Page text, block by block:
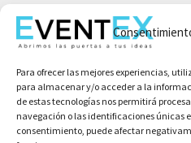
Para ofrecer las mejores experiencias,
para almacenar y/o acceder a la
de estas tecnologías nos permitirá
navegación o las identificaciones únicas
consentimiento, puede afectar
Aviso
Condiciones
Política de